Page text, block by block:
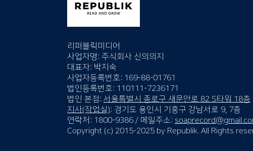
리퍼블릭미디어
사업자명: 주식회사 신의의지
대표자: 박지숙
사업자등록번호: 169-88-01761
법인등록번호: 110111-7236171
법인 본점: 서울특별시 종로구 새문안로 82 S타워 18층
​​지사(작업실): 경기도 용인시 기흥구 강남서로 9, 7층
연락처: 1800-9386 / 메일주소:
Copyright (c) 2015-2025 by Republik. All Rights